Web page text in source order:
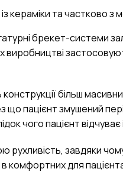
кераміки та частково з
брекет-
виробництві
більш
що пацієнт змушений
чого пацієнт
рухливість, завдяки
комфортних для